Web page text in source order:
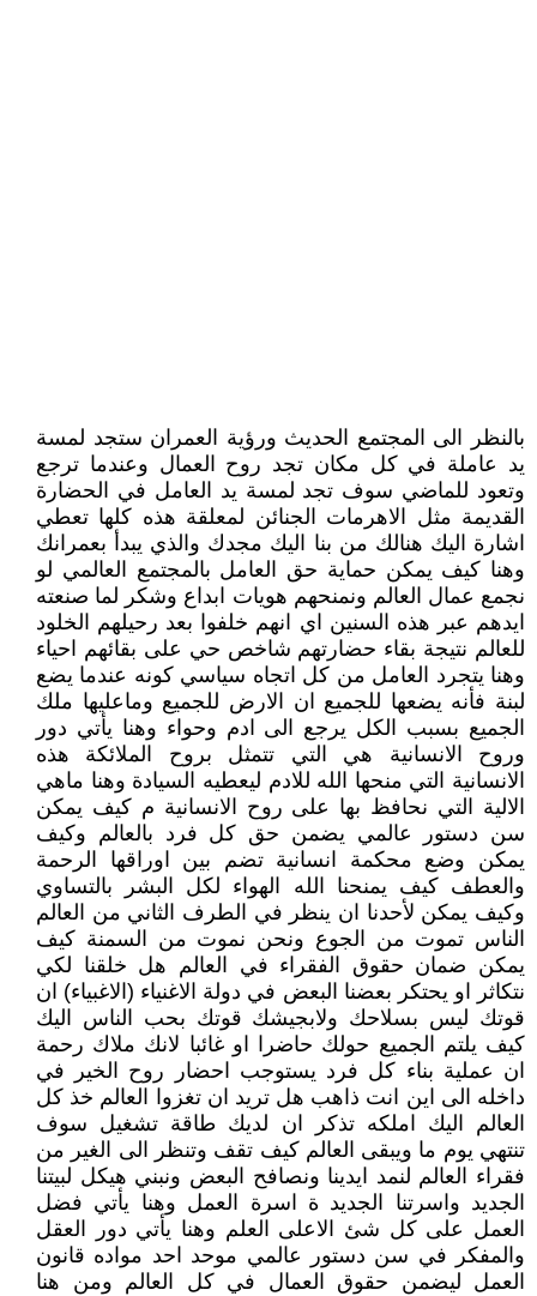
بالنظر الى المجتمع الحديث ورؤية العمران ستجد لمسة
يد عاملة في كل مكان تجد روح العمال وعندما ترجع
وتعود للماضي سوف تجد لمسة يد العامل في الحضارة
القديمة مثل الاهرمات الجنائن لمعلقة هذه كلها تعطي
اشارة اليك هنالك من بنا اليك مجدك والذي يبدأ بعمرانك
وهنا كيف يمكن حماية حق العامل بالمجتمع العالمي لو
نجمع عمال العالم ونمنحهم هويات ابداع وشكر لما صنعته
ايدهم عبر هذه السنين اي انهم خلفوا بعد رحيلهم الخلود
للعالم نتيجة بقاء حضارتهم شاخص حي على بقائهم احياء
وهنا يتجرد العامل من كل اتجاه سياسي كونه عندما يضع
لبنة فأنه يضعها للجميع ان الارض للجميع وماعليها ملك
الجميع بسبب الكل يرجع الى ادم وحواء وهنا يأتي دور
وروح الانسانية هي التي تتمثل بروح الملائكة هذه
الانسانية التي منحها الله للادم ليعطيه السيادة وهنا ماهي
الالية التي نحافظ بها على روح الانسانية م كيف يمكن
سن دستور عالمي يضمن حق كل فرد بالعالم وكيف
يمكن وضع محكمة انسانية تضم بين اوراقها الرحمة
والعطف كيف يمنحنا الله الهواء لكل البشر بالتساوي
وكيف يمكن لأحدنا ان ينظر في الطرف الثاني من العالم
الناس تموت من الجوع ونحن نموت من السمنة كيف
يمكن ضمان حقوق الفقراء في العالم هل خلقنا لكي
نتكاثر او يحتكر بعضنا البعض في دولة الاغنياء (الاغبياء) ان
قوتك ليس بسلاحك ولابجيشك قوتك بحب الناس اليك
كيف يلتم الجميع حولك حاضرا او غائبا لانك ملاك رحمة
ان عملية بناء كل فرد يستوجب احضار روح الخير في
داخله الى اين انت ذاهب هل تريد ان تغزوا العالم خذ كل
العالم اليك املكه تذكر ان لديك طاقة تشغيل سوف
تنتهي يوم ما ويبقى العالم كيف تقف وتنظر الى الغير من
فقراء العالم لنمد ايدينا ونصافح البعض ونبني هيكل لبيتنا
الجديد واسرتنا الجديد ة اسرة العمل وهنا يأتي فضل
العمل على كل شئ الاعلى العلم وهنا يأتي دور العقل
والمفكر في سن دستور عالمي موحد احد مواده قانون
العمل ليضمن حقوق العمال في كل العالم ومن هنا